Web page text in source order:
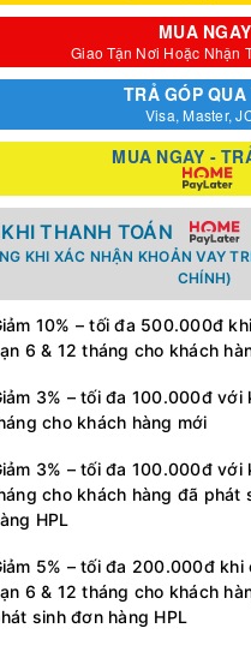
MUA NGAY
Giao Tận Nơi Hoặc Nhận
TRẢ GÓP QUA
Visa, Master,
MUA NGAY -
THANH TOÁN
KHI XÁC NHẬN KHOẢN VAY
CHÍNH)
10% – tối đa 500.000đ
6 & 12 tháng cho khách
3% – tối đa 100.000đ với
cho khách hàng mới
3% – tối đa 100.000đ với
cho khách hàng đã phát
HPL
5% – tối đa 200.000đ khi
6 & 12 tháng cho khách
sinh đơn hàng HPL